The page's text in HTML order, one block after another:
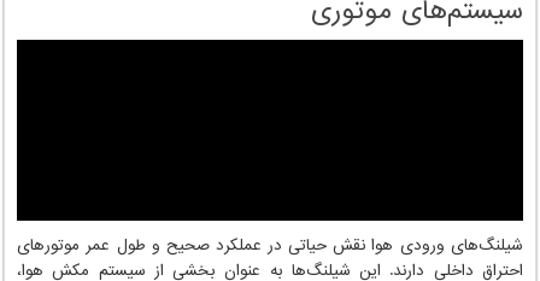
توضیحات بیشتر »